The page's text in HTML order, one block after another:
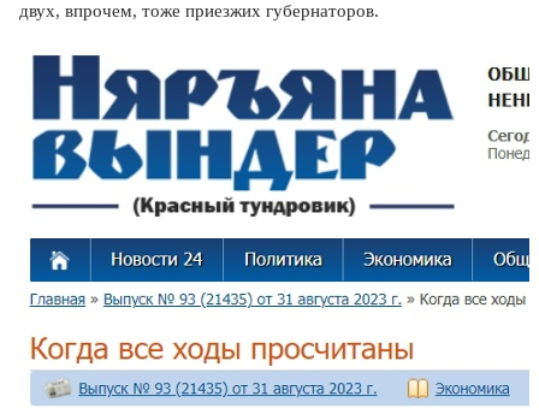
двух, впрочем, тоже приезжих губернаторов.